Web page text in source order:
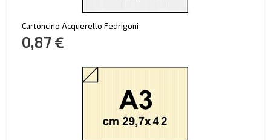
Cartoncino Acquerello Fedrigoni
0,87 €